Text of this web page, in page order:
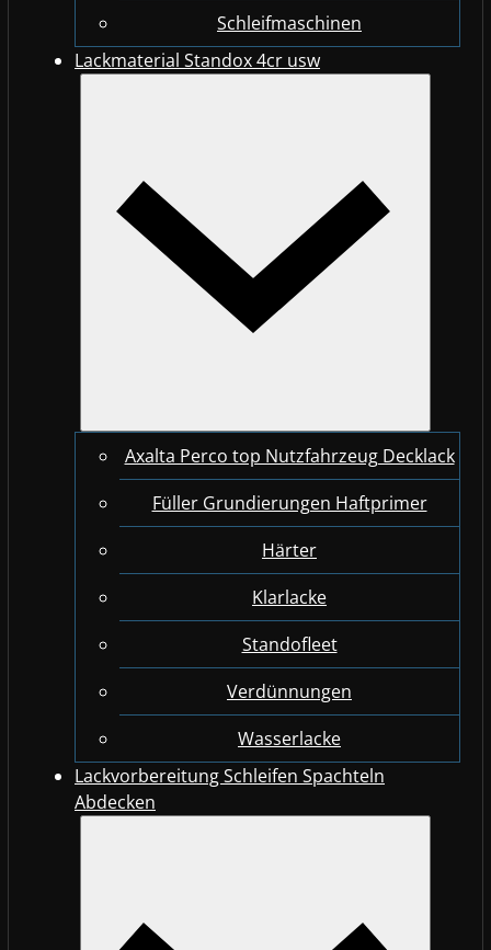
Schleifmaschinen
Lackmaterial Standox 4cr usw
Axalta Perco top Nutzfahrzeug Decklack
Füller Grundierungen Haftprimer
Härter
Klarlacke
Standofleet
Verdünnungen
Wasserlacke
Lackvorbereitung Schleifen Spachteln
Abdecken